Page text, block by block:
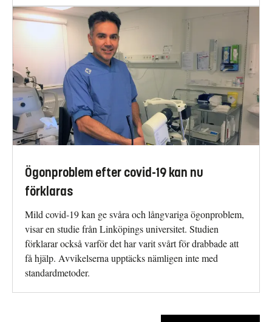
Ögonproblem efter covid-19 kan nu
förklaras
Mild covid-19 kan ge svåra och långvariga ögonproblem,
visar en studie från Linköpings universitet. Studien
förklarar också varför det har varit svårt för drabbade att
få hjälp. Avvikelserna upptäcks nämligen inte med
standardmetoder.